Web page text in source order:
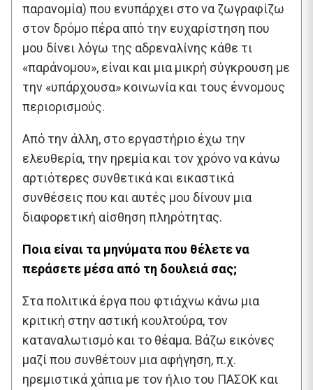
παρανομία) που ενυπάρχει στο να ζωγραφίζω
στον δρόμο πέρα από την ευχαρίστηση που
μου δίνει λόγω της αδρεναλίνης κάθε τι
«παράνομου», είναι και μια μικρή σύγκρουση με
την «υπάρχουσα» κοινωνία και τους έννομους
περιορισμούς.
Από την άλλη, στο εργαστήριο έχω την
ελευθερία, την ηρεμία και τον χρόνο να κάνω
αρτιότερες συνθετικά και εικαστικά
συνθέσεις που και αυτές μου δίνουν μια
διαφορετική αίσθηση πληρότητας.
Ποια είναι τα μηνύματα που θέλετε να
περάσετε μέσα από τη δουλειά σας;
Στα πολιτικά έργα που φτιάχνω κάνω μια
κριτική στην αστική κουλτούρα, τον
καταναλωτισμό και το θέαμα. Βάζω εικόνες
μαζί που συνθέτουν μια αφήγηση, π.χ.
ηρεμιστικά χάπια με τον ήλιο του ΠΑΣΟΚ και